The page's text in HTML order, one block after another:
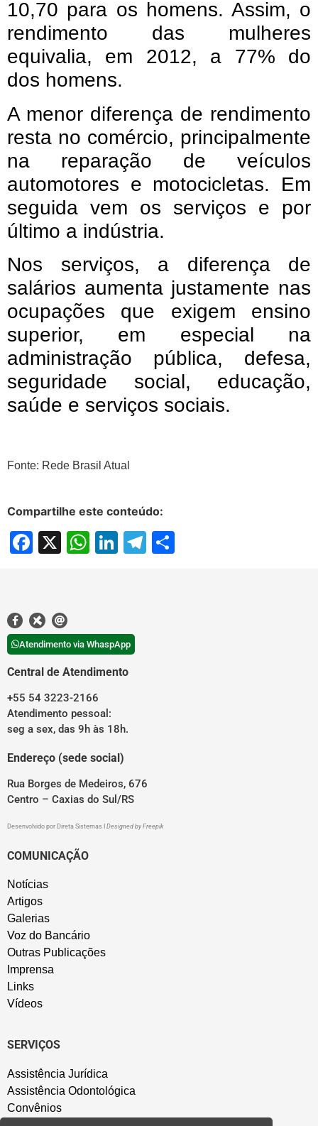
10,70 para os homens. Assim, o
rendimento das mulheres
equivalia, em 2012, a 77% do
dos homens.
A menor diferença de rendimento
resta no comércio, principalmente
na reparação de veículos
automotores e motocicletas. Em
seguida vem os serviços e por
último a indústria.
Nos serviços, a diferença de
salários aumenta justamente nas
ocupações que exigem ensino
superior, em especial na
administração pública, defesa,
seguridade social, educação,
saúde e serviços sociais.
Fonte: Rede Brasil Atual
Compartilhe este conteúdo:
Facebook
X WhatsApp
LinkedIn
Telegram
Atendimento via WhaspApp
Central de Atendimento
+55 54 3223-2166
Atendimento pessoal:
seg a sex, das 9h às 18h.
Endereço (sede social)
Rua Borges de Medeiros, 676
Centro – Caxias do Sul/RS
Desenvolvido por Direta Sistemas Designed by Freepik
COMUNICAÇÃO
Notícias
Artigos
Galerias
Voz do Bancário
Outras Publicações
Imprensa
Links
Vídeos
SERVIÇOS
Assistência Jurídica
Assistência Odontológica
Convênios